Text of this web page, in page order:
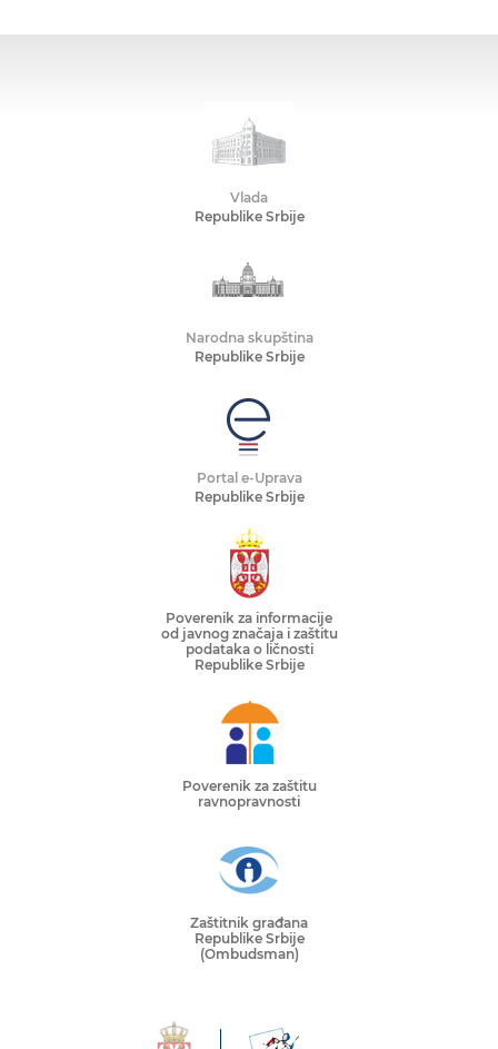
Vlada
Republike Srbije
Narodna skupština
Republike Srbije
Portal e-Uprava
Republike Srbije
Poverenik za informacije
od javnog značaja i zaštitu
podataka o ličnosti
Republike Srbije
Poverenik za zaštitu
ravnopravnosti
Zaštitnik građana
Republike Srbije
(Ombudsman)